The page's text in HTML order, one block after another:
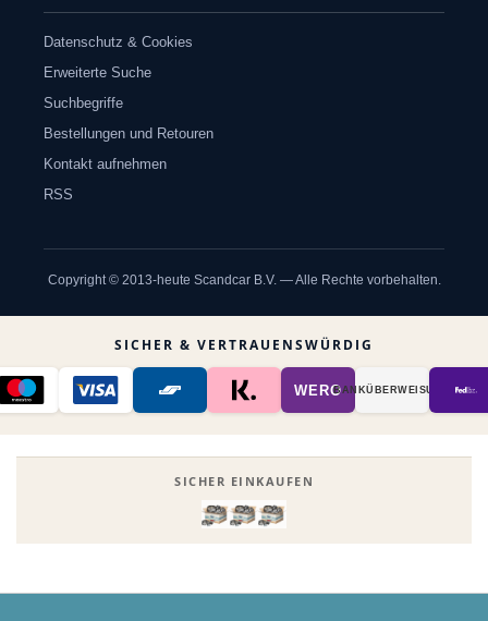
Datenschutz & Cookies
Erweiterte Suche
Suchbegriffe
Bestellungen und Retouren
Kontakt aufnehmen
RSS
Copyright © 2013-heute Scandcar B.V. — Alle Rechte vorbehalten.
SICHER & VERTRAUENSWÜRDIG
WEROBANK­ÜBER­WEISUNG
SICHER EINKAUFEN